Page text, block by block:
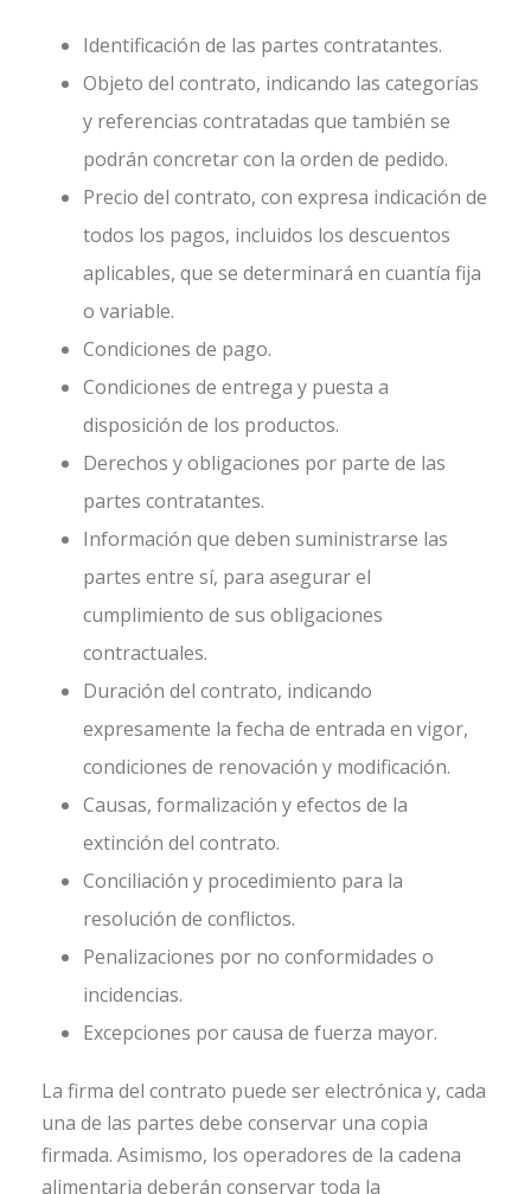
Identificación de las partes contratantes.
Objeto del contrato, indicando las categorías
y referencias contratadas que también se
podrán concretar con la orden de pedido.
Precio del contrato, con expresa indicación de
todos los pagos, incluidos los descuentos
aplicables, que se determinará en cuantía fija
o variable.
Condiciones de pago.
Condiciones de entrega y puesta a
disposición de los productos.
Derechos y obligaciones por parte de las
partes contratantes.
Información que deben suministrarse las
partes entre sí, para asegurar el
cumplimiento de sus obligaciones
contractuales.
Duración del contrato, indicando
expresamente la fecha de entrada en vigor,
condiciones de renovación y modificación.
Causas, formalización y efectos de la
extinción del contrato.
Conciliación y procedimiento para la
resolución de conflictos.
Penalizaciones por no conformidades o
incidencias.
Excepciones por causa de fuerza mayor.
La firma del contrato puede ser electrónica y, cada
una de las partes debe conservar una copia
firmada. Asimismo, los operadores de la cadena
alimentaria deberán conservar toda la